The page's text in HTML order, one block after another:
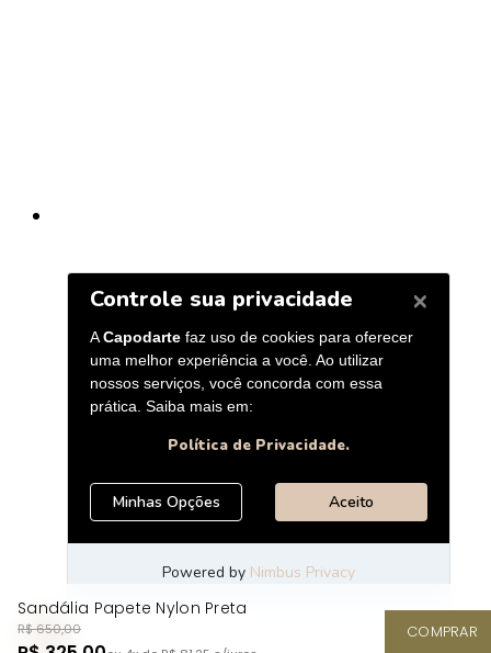
Sandália Papete Nylon Preta
R$ 650,00 COMPRAR